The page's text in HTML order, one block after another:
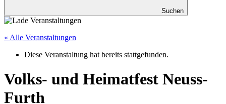
Suchen
« Alle Veranstaltungen
Diese Veranstaltung hat bereits stattgefunden.
Volks- und Heimatfest Neuss-
Furth